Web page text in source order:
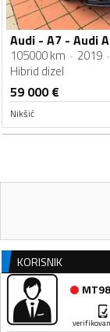
105000 km
2019
Hibrid dizel
59 000€
Nikšić
KORISNIK
MT98